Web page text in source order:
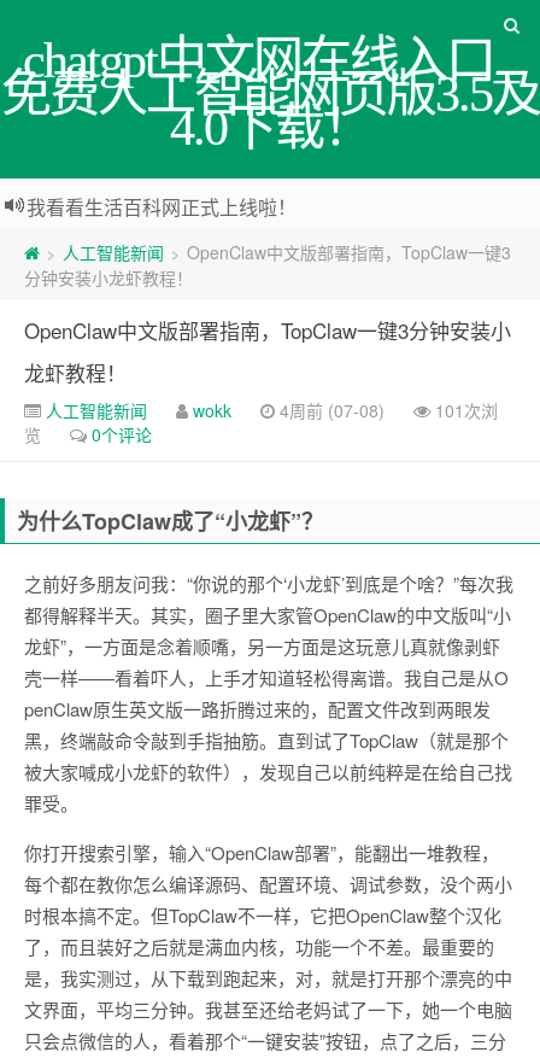
chatgpt中文网在线入口_
免费人工智能网页版3.5及
4.0下载！
我看看生活百科网正式上线啦！
> 人工智能新闻 > OpenClaw中文版部署指南，TopClaw一键3
分钟安装小龙虾教程！
OpenClaw中文版部署指南，TopClaw一键3分钟安装小
龙虾教程！
人工智能新闻 wokk 4周前 (07-08)
101次浏
览
0个评论
为什么TopClaw成了“小龙虾”？
之前好多朋友问我：“你说的那个‘小龙虾’到底是个啥？”每次我
都得解释半天。其实，圈子里大家管OpenClaw的中文版叫“小
龙虾”，一方面是念着顺嘴，另一方面是这玩意儿真就像剥虾
壳一样——看着吓人，上手才知道轻松得离谱。我自己是从O
penClaw原生英文版一路折腾过来的，配置文件改到两眼发
黑，终端敲命令敲到手指抽筋。直到试了TopClaw（就是那个
被大家喊成小龙虾的软件），发现自己以前纯粹是在给自己找
罪受。
你打开搜索引擎，输入“OpenClaw部署”，能翻出一堆教程，
每个都在教你怎么编译源码、配置环境、调试参数，没个两小
时根本搞不定。但TopClaw不一样，它把OpenClaw整个汉化
了，而且装好之后就是满血内核，功能一个不差。最重要的
是，我实测过，从下载到跑起来，对，就是打开那个漂亮的中
文界面，平均三分钟。我甚至还给老妈试了一下，她一个电脑
只会点微信的人，看着那个“一键安装”按钮，点了之后，三分